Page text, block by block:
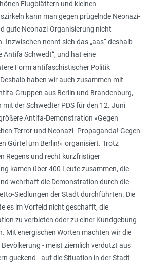
Flugblättern und kleinen
kann man gegen prügelnde Neonazi-
gute Neonazi-Organisierung nicht
Inzwischen nennt sich das „aas“ deshalb
Antifa Schwedt“, und hat eine
Form antifaschistischer Politik
haben wir auch zusammen mit
Gruppen aus Berlin und Brandenburg,
mit der Schwedter PDS für den 12. Juni
Antifa-Demonstration »Gegen
Terror und Neonazi- Propaganda! Gegen
Gürtel um Berlin!« organisiert. Trotz
Regens und recht kurzfristiger
kamen über 400 Leute zusammen, die
wehrhaft die Demonstration durch die
Siedlungen der Stadt durchführten. Die
es im Vorfeld nicht geschafft, die
zu verbieten oder zu einer Kundgebung
Mit energischen Worten machten wir die
- meist ziemlich verdutzt aus
guckend - auf die Situation in der Stadt